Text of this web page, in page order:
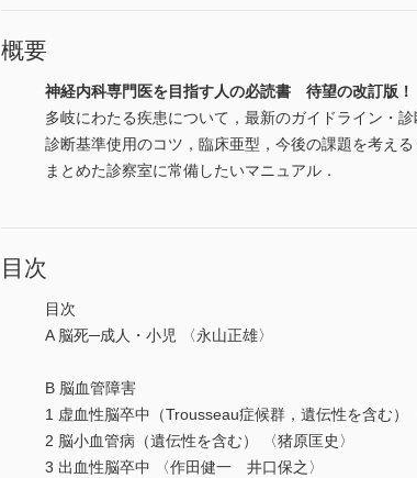
概要
神経内科専門医を目指す人の必読書 待望の改訂版！
多岐にわたる疾患について，最新のガイドライン・
診断基準使用のコツ，臨床亜型，今後の課題を考え
まとめた診察室に常備したいマニュアル．
目次
目次
A 脳死─成人・小児 〈永山正雄〉
B 脳血管障害
1 虚血性脳卒中（Trousseau症候群，遺伝性を含む）
2 脳小血管病（遺伝性を含む） 〈猪原匡史〉
3 出血性脳卒中 〈作田健一 井口保之〉